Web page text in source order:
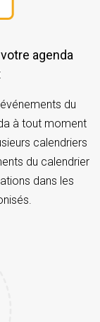
du
à tout moment
calendriers
du calendrier
dans les